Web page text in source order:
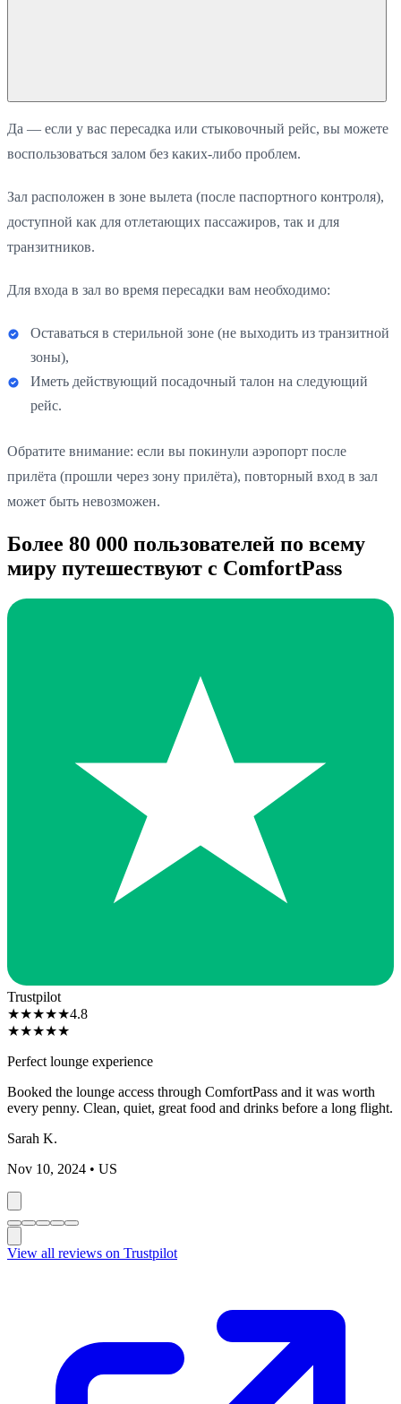
Да — если у вас пересадка или стыковочный рейс, вы можете
воспользоваться залом без каких-либо проблем.
Зал расположен в зоне вылета (после паспортного контроля),
доступной как для отлетающих пассажиров, так и для
транзитников.
Для входа в зал во время пересадки вам необходимо:
Оставаться в стерильной зоне (не выходить из транзитной
зоны),
Иметь действующий посадочный талон на следующий
рейс.
Обратите внимание: если вы покинули аэропорт после
прилёта (прошли через зону прилёта), повторный вход в зал
может быть невозможен.
Более 80 000 пользователей по всему
миру путешествуют с ComfortPass
Trustpilot
★★★★★4.8
★★★★★
Perfect lounge experience
Booked the lounge access through ComfortPass and it was worth
every penny. Clean, quiet, great food and drinks before a long flight.
Sarah K.
Nov 10, 2024 • US
View all reviews on Trustpilot